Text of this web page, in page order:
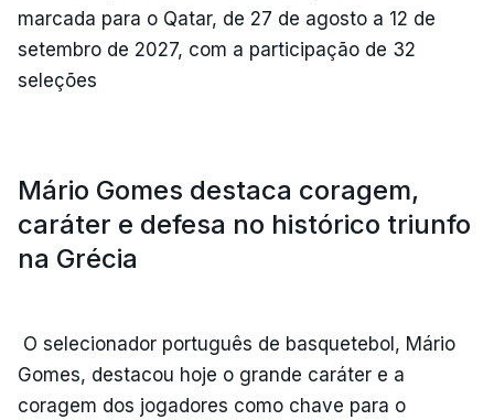
marcada para o Qatar, de 27 de agosto a 12 de
setembro de 2027, com a participação de 32
seleções
Mário Gomes destaca coragem,
caráter e defesa no histórico triunfo
na Grécia
O selecionador português de basquetebol, Mário
Gomes, destacou hoje o grande caráter e a
coragem dos jogadores como chave para o